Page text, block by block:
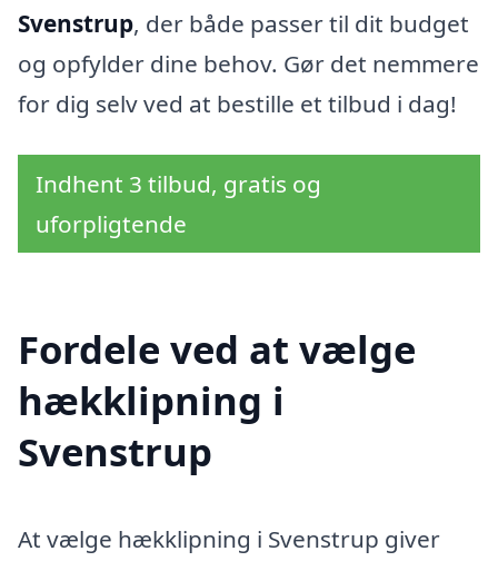
Svenstrup, der både passer til dit budget
og opfylder dine behov. Gør det nemmere
for dig selv ved at bestille et tilbud i dag!
Indhent 3 tilbud, gratis og
uforpligtende
Fordele ved at vælge
hækklipning i
Svenstrup
At vælge hækklipning i Svenstrup giver